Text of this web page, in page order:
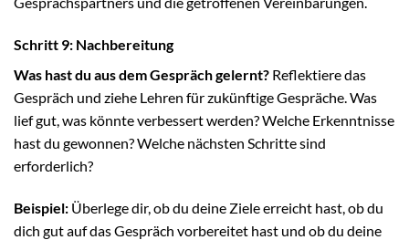
Schritt 9: Nachbereitung
Was hast du aus dem Gespräch gelernt? Reflektiere das
Gespräch und ziehe Lehren für zukünftige Gespräche. Was
lief gut, was könnte verbessert werden? Welche Erkenntnisse
hast du gewonnen? Welche nächsten Schritte sind
erforderlich?
Beispiel: Überlege dir, ob du deine Ziele erreicht hast, ob du
dich gut auf das Gespräch vorbereitet hast und ob du deine